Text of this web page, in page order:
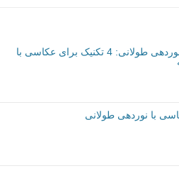
آموزش عکاسی با نوردهی طولانی: 4 تکنیک برای عکاسی با
با نوردهی طولانی